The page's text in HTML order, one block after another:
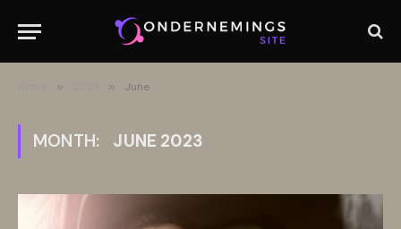
» » June
MONTH: JUNE 2023